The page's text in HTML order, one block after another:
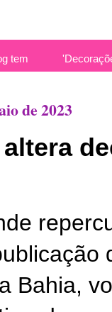
tem
de 2023
Bahia,